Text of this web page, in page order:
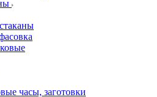
часы, заготовки